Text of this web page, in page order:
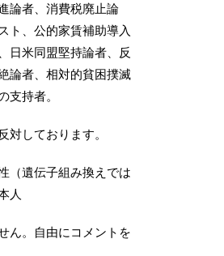
論者、消費税廃止論
ト、公的家賃補助導入
日米同盟堅持論者、反
論者、相対的貧困撲滅
支持者。
対しております。
（遺伝子組み換えでは
人
ん。自由にコメントを